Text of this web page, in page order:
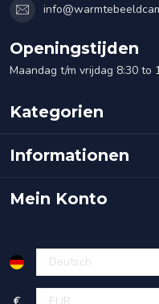
Openingstijden
Maandag t/m vrijdag 8:30 to
Kategorien
Informationen
Mein Konto